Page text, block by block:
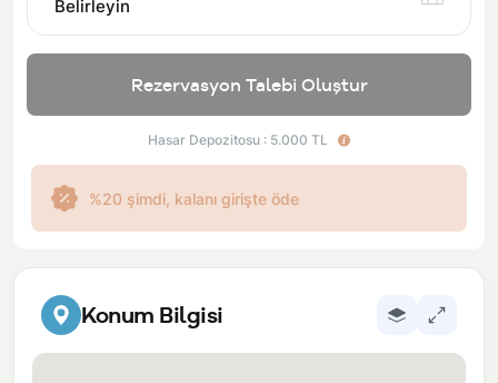
Konum Bilgisi
Belirleyin
Rezervasyon Talebi Oluştur
Hasar Depozitosu : 5.000 TL
%20 şimdi, kalanı girişte öde